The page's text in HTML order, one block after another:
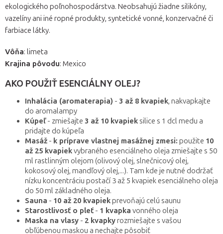
ekologického poľnohospodárstva. Neobsahujú žiadne silikóny,
vazelíny ani iné ropné produkty, syntetické vonné, konzervačné či
farbiace látky.
Vôňa: limeta
Krajina pôvodu: Mexico
AKO POUŽIŤ ESENCIÁLNY OLEJ?
Inhalácia (aromaterapia) - 3 až 8 kvapiek, nakvapkajte
do aromalampy
Kúpeľ- zmiešajte 3 až 10 kvapieksilice s 1 dcl medu a
pridajte do kúpeľa
Masáž - k príprave vlastnej masážnej zmesi: použite 10
až 25 kvapiekvybraného esenciálneho oleja zmiešajte s 50
ml rastlinným olejom (olivový olej, slnečnicový olej,
kokosový olej, mandľový olej,...). Tam kde je nutné dodržať
nízku koncentráciu postačí 3 až 5 kvapiek esenciálneho oleja
do 50 ml základného oleja.
Sauna - 10 až 20 kvapiekprevoňajú celú saunu
Starostlivosť o pleť - 1 kvapka vonného oleja
Maska na vlasy - 2 kvapkyrozmiešajte s vašou
obľúbenou maskou a nechajte pôsobiť